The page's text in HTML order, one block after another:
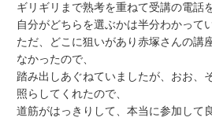
ギリギリまで熟考を重ねて受講の電話
自分がどちらを選ぶかは半分わかって
ただ、どこに狙いがあり赤塚さんの講
なかったので、
踏み出しあぐねていましたが、おお、
照らしてくれたので、
道筋がはっきりして、本当に参加して